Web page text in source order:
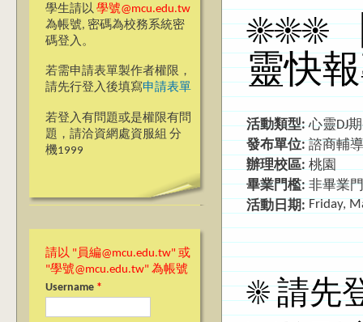
學生請以 學號@mcu.edu.tw
為帳號, 密碼為校務系統密
碼登入。
若需申請表單製作者權限，
請先行登入後填寫申請表單
若登入有問題或是權限有問
題，請洽資網處資服組 分
機1999
請以 "員編@mcu.edu.tw" 或
"學號@mcu.edu.tw" 為帳號
Username *
☀☀☀
靈快
活動類型:心靈DJ
發布單位:諮商輔
辦理校區: 桃園
畢業門檻:非畢業
活動日期: Friday,
☀ 請先